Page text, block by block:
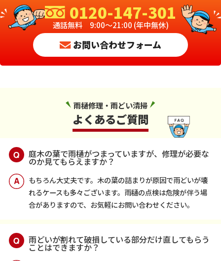
0120-147-301
通話無料 9:00～21:00 (年中無休)
お問い合わせフォーム
雨樋修理・雨どい清掃
よくあるご質問
庭木の葉で雨樋がつまっていますが、修理が必要な
のか見てもらえますか？
もちろん大丈夫です。木の葉の詰まりが原因で雨どいが壊
れるケースも多々ございます。雨樋の点検は危険が伴う場
合がありますので、お気軽にお問い合わせください。
雨どいが割れて破損している部分だけ直してもらう
ことはできますか？